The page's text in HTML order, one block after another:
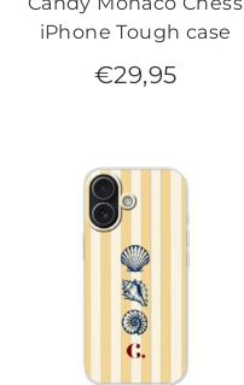
iPhone Tough case
€29,95